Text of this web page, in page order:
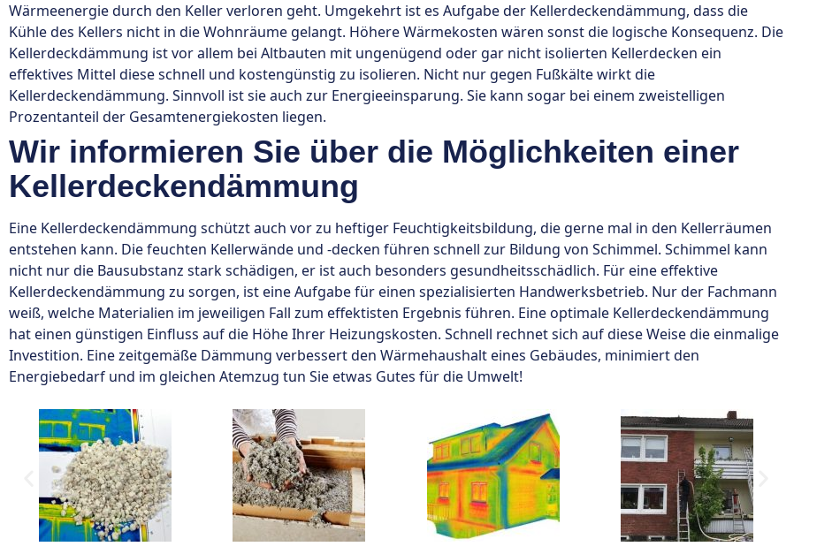
Wärmeenergie durch den Keller verloren geht. Umgekehrt ist es Aufgabe der Kellerdeckendämmung, dass die
Kühle des Kellers nicht in die Wohnräume gelangt. Höhere Wärmekosten wären sonst die logische Konsequenz. Die
Kellerdeckdämmung ist vor allem bei Altbauten mit ungenügend oder gar nicht isolierten Kellerdecken ein
effektives Mittel diese schnell und kostengünstig zu isolieren. Nicht nur gegen Fußkälte wirkt die
Kellerdeckendämmung. Sinnvoll ist sie auch zur Energieeinsparung. Sie kann sogar bei einem zweistelligen
Prozentanteil der Gesamtenergiekosten liegen.
Wir informieren Sie über die Möglichkeiten einer
Kellerdeckendämmung
Eine Kellerdeckendämmung schützt auch vor zu heftiger Feuchtigkeitsbildung, die gerne mal in den Kellerräumen
entstehen kann. Die feuchten Kellerwände und -decken führen schnell zur Bildung von Schimmel. Schimmel kann
nicht nur die Bausubstanz stark schädigen, er ist auch besonders gesundheitsschädlich. Für eine effektive
Kellerdeckendämmung zu sorgen, ist eine Aufgabe für einen spezialisierten Handwerksbetrieb. Nur der Fachmann
weiß, welche Materialien im jeweiligen Fall zum effektisten Ergebnis führen. Eine optimale Kellerdeckendämmung
hat einen günstigen Einfluss auf die Höhe Ihrer Heizungskosten. Schnell rechnet sich auf diese Weise die einmalige
Investition. Eine zeitgemäße Dämmung verbessert den Wärmehaushalt eines Gebäudes, minimiert den
Energiebedarf und im gleichen Atemzug tun Sie etwas Gutes für die Umwelt!